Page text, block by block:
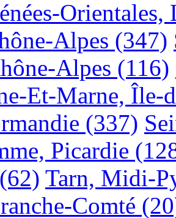
Alpes (347)
Alpes (116)
Et-Marne, Île-
(337)
Picardie
(62) Tarn, Midi-
Comté